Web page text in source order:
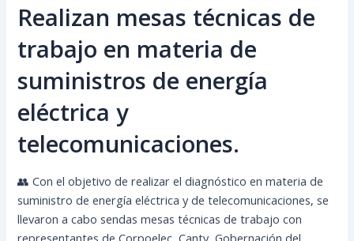
Realizan mesas técnicas de
trabajo en materia de
suministros de energía
eléctrica y
telecomunicaciones.
👥 Con el objetivo de realizar el diagnóstico en materia de
suministro de energía eléctrica y de telecomunicaciones, se
llevaron a cabo sendas mesas técnicas de trabajo con
representantes de Corpoelec, Cantv, Gobernación del